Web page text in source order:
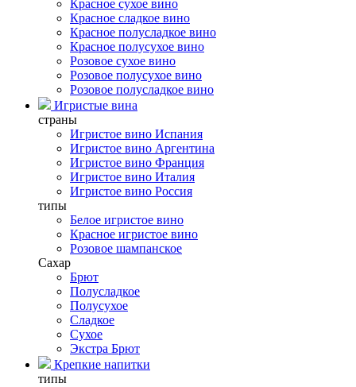
Красное сухое вино
Красное сладкое вино
Красное полусладкое вино
Красное полусухое вино
Розовое сухое вино
Розовое полусухое вино
Розовое полусладкое вино
Игристые вина
страны
Игристое вино Испания
Игристое вино Аргентина
Игристое вино Франция
Игристое вино Италия
Игристое вино Россия
типы
Белое игристое вино
Красное игристое вино
Розовое шампанское
Сахар
Брют
Полусладкое
Полусухое
Сладкое
Сухое
Экстра Брют
Крепкие напитки
типы